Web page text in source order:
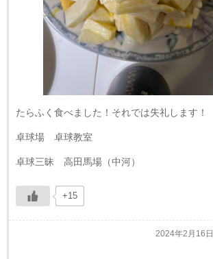
たらふく食べました！それでは失礼します！
卓球場 卓球教室
卓球三昧 高田馬場（中河）
+15
2024年2月16日